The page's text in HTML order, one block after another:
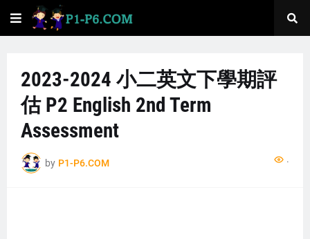
2023-2024 小二英文下學期評
估 P2 English 2nd Term
Assessment
by P1-P6.COM ...